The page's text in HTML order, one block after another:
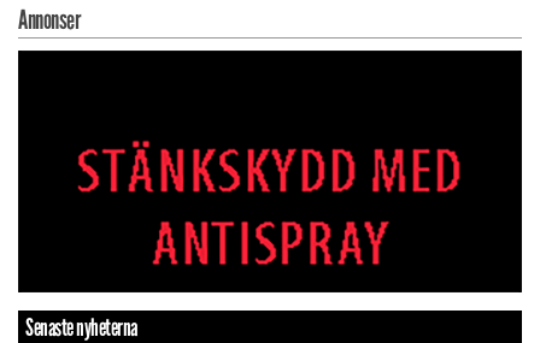
Annonser
Senaste nyheterna